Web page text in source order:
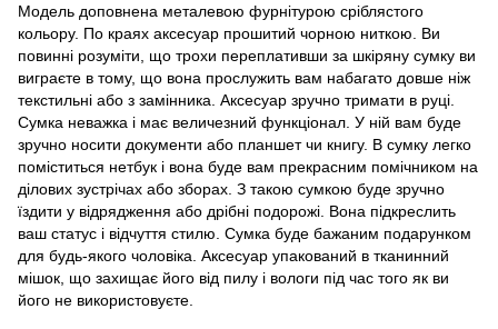
Модель доповнена металевою фурнітурою сріблястого
кольору. По краях аксесуар прошитий чорною ниткою. Ви
повинні розуміти, що трохи переплативши за шкіряну сумку ви
виграєте в тому, що вона прослужить вам набагато довше ніж
текстильні або з замінника. Аксесуар зручно тримати в руці.
Сумка неважка і має величезний функціонал. У ній вам буде
зручно носити документи або планшет чи книгу. В сумку легко
поміститься нетбук і вона буде вам прекрасним помічником на
ділових зустрічах або зборах. З такою сумкою буде зручно
їздити у відрядження або дрібні подорожі. Вона підкреслить
ваш статус і відчуття стилю. Сумка буде бажаним подарунком
для будь-якого чоловіка. Аксесуар упакований в тканинний
мішок, що захищає його від пилу і вологи під час того як ви
його не використовуєте.